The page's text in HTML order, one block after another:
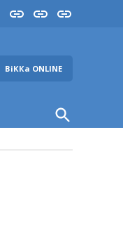
InstaYouTube
FB
ВіККа ONLINE
Open
Search